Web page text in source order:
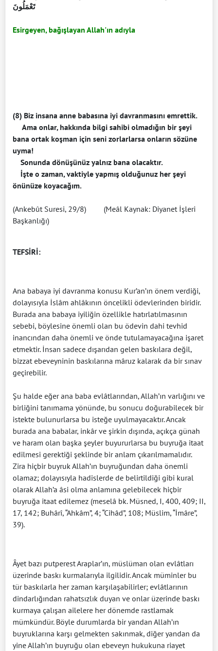
تَعْمَلُونَ
Esirgeyen, bağışlayan Allah'ın adıyla
(8) Biz insana anne babasına iyi davranmasını emrettik.
Ama onlar, hakkında bilgi sahibi olmadığın bir şeyi
bana ortak koşman için seni zorlarlarsa onların sözüne
uyma!
Sonunda dönüşünüz yalnız bana olacaktır.
İşte o zaman, vaktiyle yapmış olduğunuz her şeyi
önünüze koyacağım.
(Ankebût Suresi, 29/8) (Meâl Kaynak: Diyanet İşleri
Başkanlığı)
TEFSİRİ:
Ana babaya iyi davranma konusu Kur’an’ın önem verdiği,
dolayısıyla İslâm ahlâkının öncelikli ödevlerinden biridir.
Burada ana babaya iyiliğin özellikle hatırlatılmasının
sebebi, böylesine önemli olan bu ödevin dahi tevhid
inancından daha önemli ve önde tutulamayacağına işaret
etmektir. İnsan sadece dışarıdan gelen baskılara değil,
bizzat ebeveyninin baskılarına mâruz kalarak da bir sınav
geçirebilir.
Şu halde eğer ana baba evlâtlarından, Allah’ın varlığını ve
birliğini tanımama yönünde, bu sonucu doğurabilecek bir
istekte bulunurlarsa bu isteğe uyulmayacaktır. Ancak
burada ana babalar, inkâr ve şirkin dışında, açıkça günah
ve haram olan başka şeyler buyururlarsa bu buyruğa itaat
edilmesi gerektiği şeklinde bir anlam çıkarılmamalıdır.
Zira hiçbir buyruk Allah’ın buyruğundan daha önemli
olamaz; dolayısıyla hadislerde de belirtildiği gibi kural
olarak Allah’a âsi olma anlamına gelebilecek hiçbir
buyruğa itaat edilemez (meselâ bk. Müsned, I, 400, 409; II,
17, 142; Buhârî, “Ahkâm”, 4; “Cihâd”, 108; Müslim, “İmâre”,
39).
Âyet bazı putperest Araplar’ın, müslüman olan evlâtları
üzerinde baskı kurmalarıyla ilgilidir. Ancak müminler bu
tür baskılarla her zaman karşılaşabilirler; evlâtlarının
dindarlığından rahatsızlık duyan ve onlar üzerinde baskı
kurmaya çalışan ailelere her dönemde rastlamak
mümkündür. Böyle durumlarda bir yandan Allah’ın
buyruklarına karşı gelmekten sakınmak, diğer yandan da
yine Allah’ın buyruğu olan ebeveyn hukukuna riayet